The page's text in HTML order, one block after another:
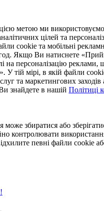
метою ми використовуємо
цілей та
cookie та мобільні
Якщо Ви натиснете
персоналізацію
У тій мірі, в якій файли
та маркетингових
знайдете в нашій Політиці
може збиратися або
контролювати
певні файли cookie